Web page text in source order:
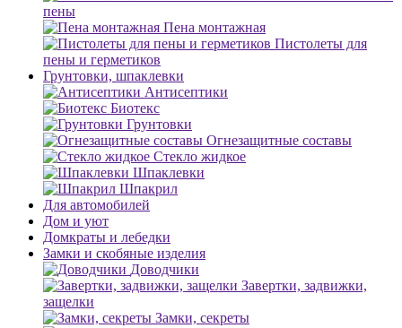
пены
Пена монтажная
Пистолеты для
пены и герметиков
Грунтовки, шпаклевки
Антисептики
Биотекс
Грунтовки
Огнезащитные составы
Стекло жидкое
Шпаклевки
Шпакрил
Для автомобилей
Дом и уют
Домкраты и лебедки
Замки и скобяные изделия
Доводчики
Завертки, задвижки,
защелки
Замки, секреты